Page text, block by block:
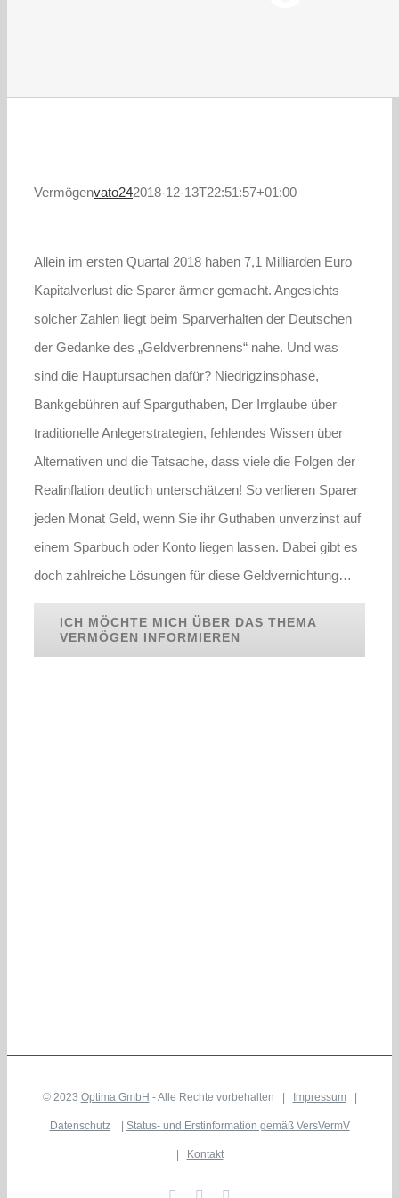
Vermögenvato242018-12-13T22:51:57+01:00
Allein im ersten Quartal 2018 haben 7,1 Milliarden Euro
Kapitalverlust die Sparer ärmer gemacht. Angesichts
solcher Zahlen liegt beim Sparverhalten der Deutschen
der Gedanke des „Geldverbrennens“ nahe. Und was
sind die Hauptursachen dafür? Niedrigzinsphase,
Bankgebühren auf Sparguthaben, Der Irrglaube über
traditionelle Anlegerstrategien, fehlendes Wissen über
Alternativen und die Tatsache, dass viele die Folgen der
Realinflation deutlich unterschätzen! So verlieren Sparer
jeden Monat Geld, wenn Sie ihr Guthaben unverzinst auf
einem Sparbuch oder Konto liegen lassen. Dabei gibt es
doch zahlreiche Lösungen für diese Geldvernichtung…
ICH MÖCHTE MICH ÜBER DAS THEMA
VERMÖGEN INFORMIEREN
© 2023 Optima GmbH - Alle Rechte vorbehalten | Impressum|
Datenschutz| Status- und Erstinformation gemäß VersVermV
Kontakt
FacebookWhatsApp